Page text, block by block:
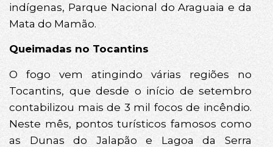
indígenas, Parque Nacional do Araguaia e da
Mata do Mamão.
Queimadas no Tocantins
O fogo vem atingindo várias regiões no
Tocantins, que desde o início de setembro
contabilizou mais de 3 mil focos de incêndio.
Neste mês, pontos turísticos famosos como
as Dunas do Jalapão e Lagoa da Serra